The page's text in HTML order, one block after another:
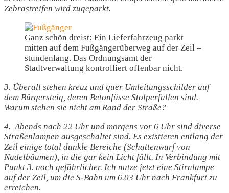
Zebrastreifen wird zugeparkt.
Ganz schön dreist: Ein Lieferfahrzeug parkt
mitten auf dem Fußgängerüberweg auf der Zeil –
stundenlang. Das Ordnungsamt der
Stadtverwaltung kontrolliert offenbar nicht.
3. Überall stehen kreuz und quer Umleitungsschilder auf
dem Bürgersteig, deren Betonfüsse Stolperfallen sind.
Warum stehen sie nicht am Rand der Straße?
4. Abends nach 22 Uhr und morgens vor 6 Uhr sind diverse
Straßenlampen ausgeschaltet sind. Es existieren entlang der
Zeil einige total dunkle Bereiche (Schattenwurf von
Nadelbäumen), in die gar kein Licht fällt. In Verbindung mit
Punkt 3. noch gefährlicher. Ich nutze jetzt eine Stirnlampe
auf der Zeil, um die S-Bahn um 6.03 Uhr nach Frankfurt zu
erreichen.